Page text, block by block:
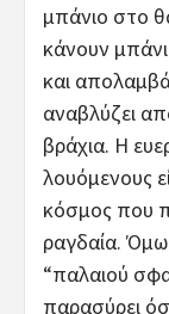
μπάνιο στο
κάνουν
και
αναβλύζει
βράχια. Η
λουόμενους
κόσμος που
ραγδαία.
“παλαιού
παρασύρει